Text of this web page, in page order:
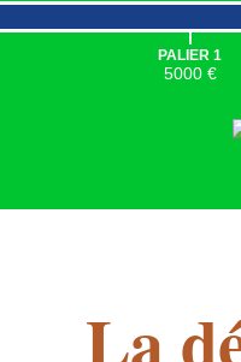
|
PALIER 1
5000 €
La